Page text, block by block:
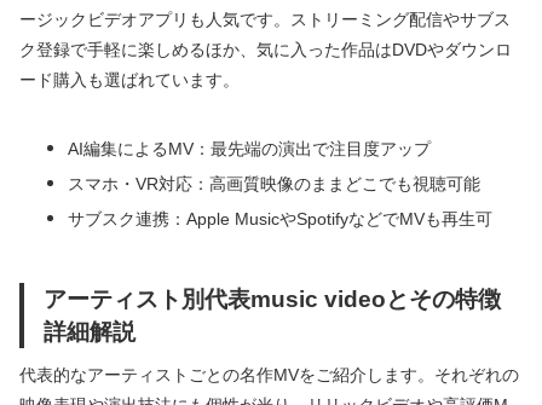
ージックビデオアプリも人気です。ストリーミング配信やサブス
ク登録で手軽に楽しめるほか、気に入った作品はDVDやダウンロ
ード購入も選ばれています。
AI編集によるMV：最先端の演出で注目度アップ
スマホ・VR対応：高画質映像のままどこでも視聴可能
サブスク連携：Apple MusicやSpotifyなどでMVも再生可
アーティスト別代表music videoとその特徴
詳細解説
代表的なアーティストごとの名作MVをご紹介します。それぞれの